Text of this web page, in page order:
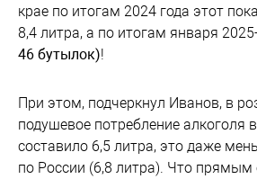
крае по итогам 2024 года этот
8,4 литра, а по итогам января
46 бутылок)!
При этом, подчеркнул Иванов, в
подушевое потребление алкоголя
составило 6,5 литра, это даже
по России (6,8 литра). Что прямым